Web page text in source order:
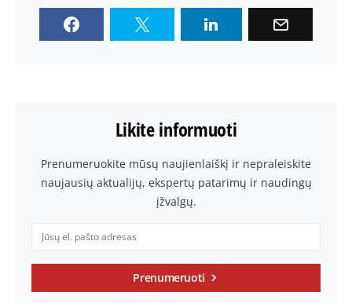
Likite informuoti
Prenumeruokite mūsų naujienlaiškį ir nepraleiskite
naujausių aktualijų, ekspertų patarimų ir naudingų
įžvalgų.
Prenumeruoti